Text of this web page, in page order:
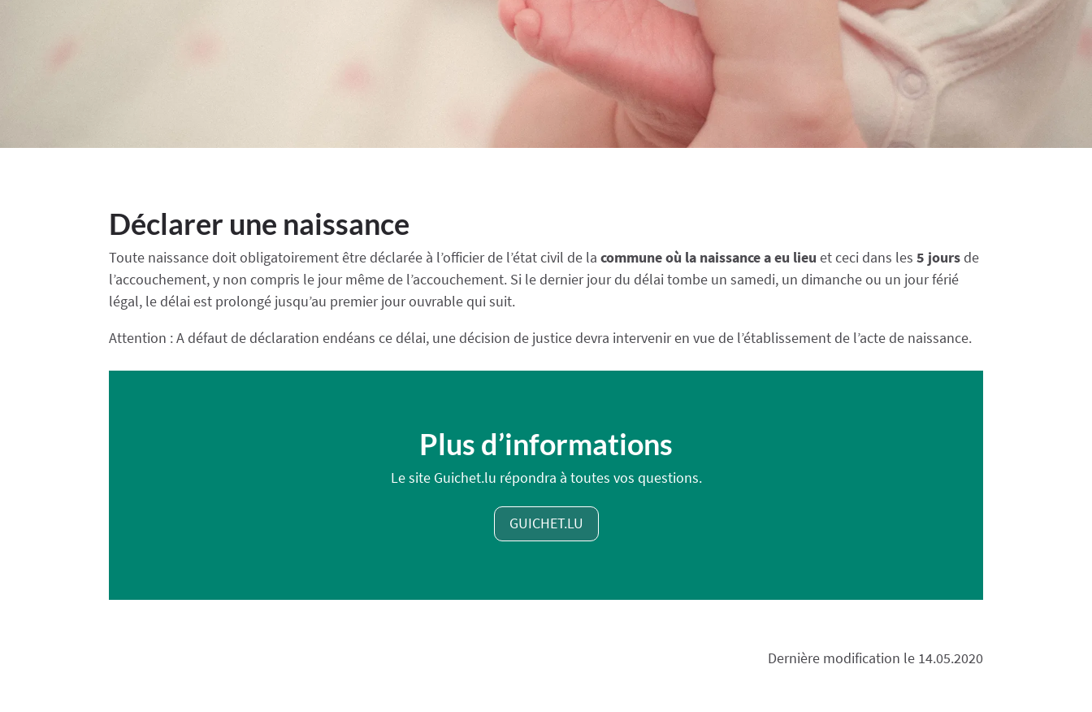
Déclarer une naissance
Toute naissance doit obligatoirement être déclarée à l’officier de l’état civil de la commune où la naissance a eu lieu et ceci dans les 5 joursde
l’accouchement, y non compris le jour même de l’accouchement. Si le dernier jour du délai tombe un samedi, un dimanche ou un jour férié
légal, le délai est prolongé jusqu’au premier jour ouvrable qui suit.
Attention : A défaut de déclaration endéans ce délai, une décision de justice devra intervenir en vue de l’établissement de l’acte de naissance.
Plus d’informations
Le site Guichet.lu répondra à toutes vos questions.
GUICHET.LU
Dernière modification le 14.05.2020